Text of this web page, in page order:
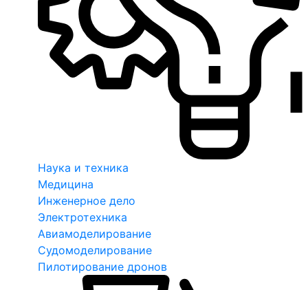
Наука и техника
Медицина
Инженерное дело
Электротехника
Авиамоделирование
Судомоделирование
Пилотирование дронов